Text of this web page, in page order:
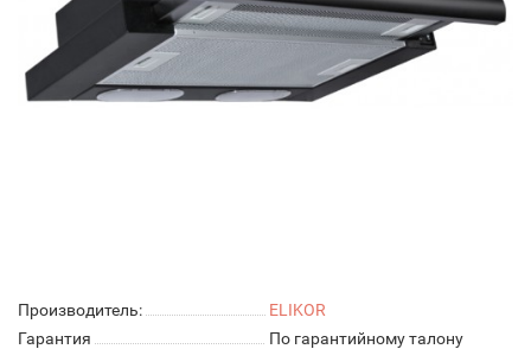
Производитель:
ELIKOR
Гарантия
По гарантийному талону